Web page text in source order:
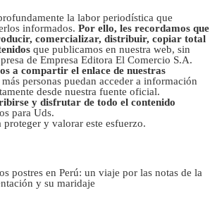
la labor periodística que
informados. Por ello, les recordamos que
comercializar, distribuir, copiar total
que publicamos en nuestra web, sin
de Empresa Editora El Comercio S.A.
a compartir el enlace de nuestras
personas puedan acceder a información
desde nuestra fuente oficial.
y disfrutar de todo el contenido
para Uds.
y valorar este esfuerzo.
postres en Perú: un viaje por las notas de la
y su maridaje